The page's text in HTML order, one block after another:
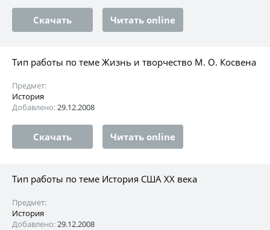
Скачать Читать online
Тип работы по теме Жизнь и творчество М. О. Косвена
Предмет:
История
Добавлено:29.12.2008
Скачать Читать online
Тип работы по теме История США XX века
Предмет:
История
Добавлено:29.12.2008